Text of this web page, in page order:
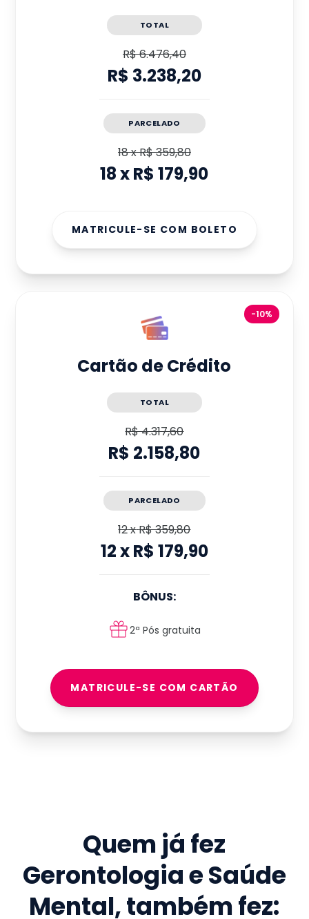
TOTAL
R$ 6.476,40
R$ 3.238,20
PARCELADO
18xR$ 359,80
18xR$ 179,90
MATRICULE-SE COM BOLETO
-10%
Cartão de Crédito
TOTAL
R$ 4.317,60
R$ 2.158,80
PARCELADO
12xR$ 359,80
12xR$ 179,90
BÔNUS:
2ª Pós gratuita
MATRICULE-SE COM CARTÃO
Quem já fez
Gerontologia e Saúde
Mental, também fez: